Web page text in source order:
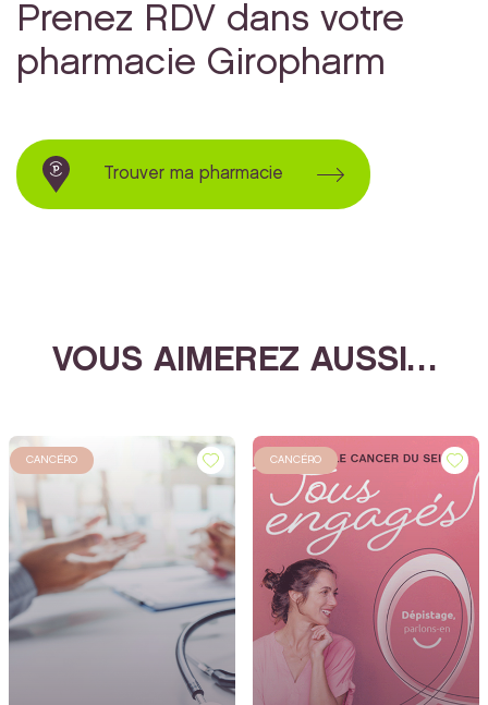
Prenez RDV dans votre
pharmacie Giropharm
Trouver ma pharmacie
VOUS AIMEREZ AUSSI…
CANCÉRO CANCÉRO